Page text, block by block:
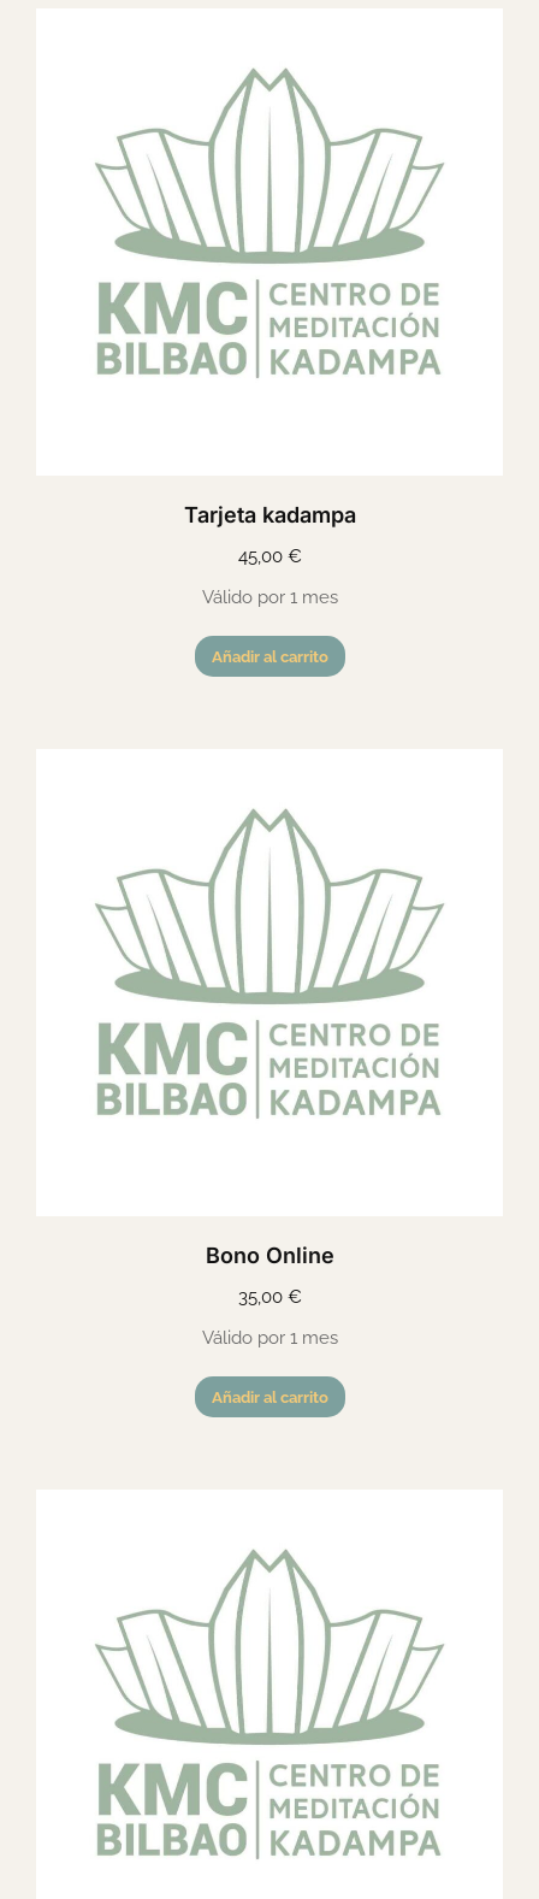
Tarjeta kadampa
45,00 €
Válido por 1 mes
Añadir al carrito
Bono Online
35,00 €
Válido por 1 mes
Añadir al carrito